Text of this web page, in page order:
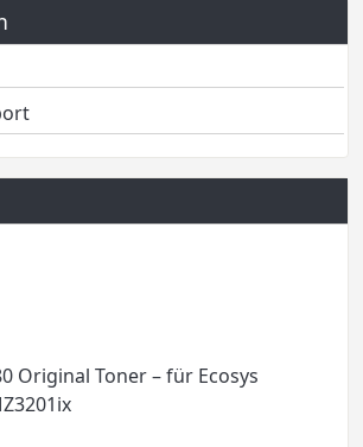
Original Toner – für Ecosys